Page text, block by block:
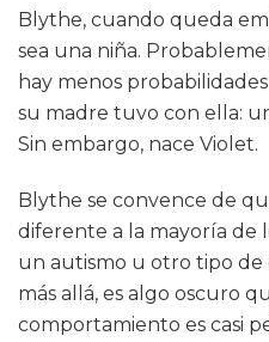
Blythe, cuando queda
sea una niña.
hay menos
su madre tuvo con ella:
Sin embargo, nace Violet.
Blythe se convence de
diferente a la mayoría de
un autismo u otro tipo de
más allá, es algo oscuro
comportamiento es casi